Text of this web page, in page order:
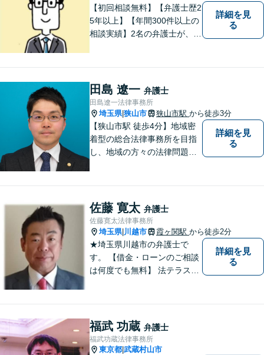
【初回相談無料】【弁護士歴2
5年以上】【年間300件以上の
相談実績】2名の弁護士が、さ
談ください【相続】税理士や
司法書士などと連携し、複雑
な案件も対応。【狭山市駅4
分】
詳細を見
る
田島 遼一 弁護士
田島遼一法律事務所
埼玉県|狭山市 狭山市駅 から徒歩3分
【狭山市駅 徒歩4分】地域密
着型の総合法律事務所を目指
し、地域の方々の法律問題を
気軽にご相談ください。
詳細を見
る
佐藤 寛太 弁護士
佐藤寛太法律事務所
埼玉県| 川越市 霞ヶ関駅 から徒歩2分
★埼玉県川越市の弁護士で
す。 【借金・ローンのご相談
は何度でも無料】 法テラス契
詳細を見
る
福武 功蔵 弁護士
福武功蔵法律事務所
東京都 武蔵村山市